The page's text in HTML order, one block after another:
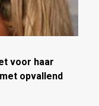
voor haar
opvallend